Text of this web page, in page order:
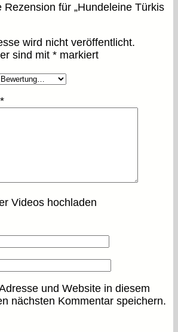
Rezension für „Hundeleine Türkis
wird nicht veröffentlicht.
sind mit * markiert
*
Videos hochladen
und Website in diesem
nächsten Kommentar speichern.